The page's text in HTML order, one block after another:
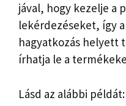
jával, hogy kezelje a
lekérdezéseket, így
hagyatkozás helyett
írhatja le a
Lásd az alábbi példát: